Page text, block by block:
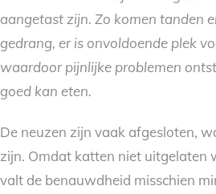
aangetast zijn. Zo komen tanden
gedrang, er is onvoldoende plek
waardoor pijnlijke problemen
goed kan eten.
De neuzen zijn vaak afgesloten,
zijn. Omdat katten niet uitgelaten
valt de benauwdheid misschien